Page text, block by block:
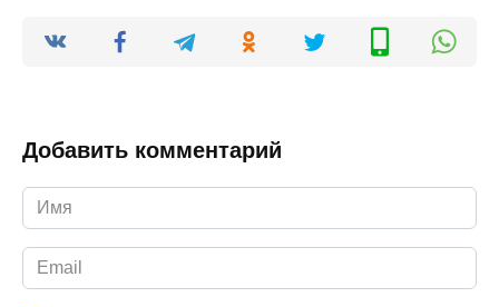
Добавить комментарий
Имя
*
Email
*